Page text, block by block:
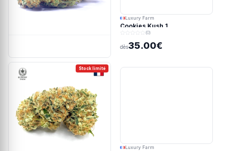
Luxury Farm
Cookies Kush 1
(0)
dès35.00€
Stock limité
Luxury Farm